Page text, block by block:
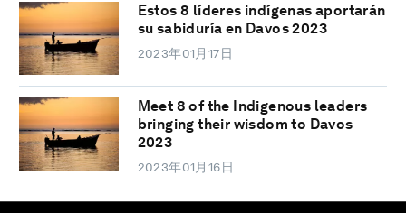
Estos 8 líderes indígenas aportarán
su sabiduría en Davos 2023
2023年01月17日
Meet 8 of the Indigenous leaders
bringing their wisdom to Davos
2023
2023年01月16日